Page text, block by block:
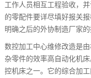
工作人员相互工程验收，
的零配件要详尽填好报关
明确之后的外协制造厂家的
数控加工中心维修改造是
杂零件的效率高自动化机
控机床之一。它的综合加